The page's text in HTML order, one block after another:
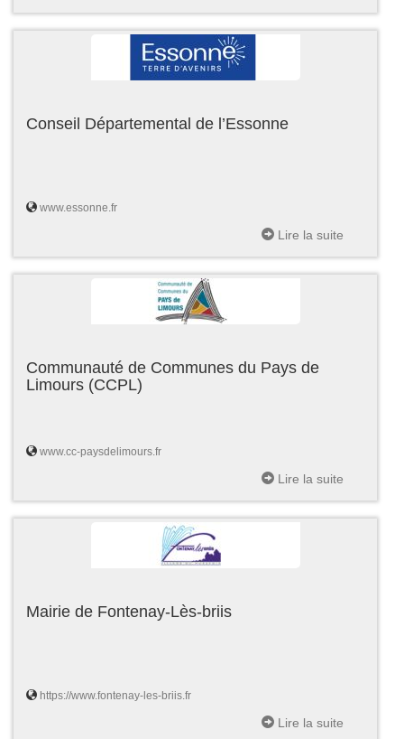
Conseil Départemental de l’Essonne
www.essonne.fr
Lire la suite
Communauté de Communes du Pays de
Limours (CCPL)
www.cc-paysdelimours.fr
Lire la suite
Mairie de Fontenay-Lès-briis
https://www.fontenay-les-briis.fr
Lire la suite